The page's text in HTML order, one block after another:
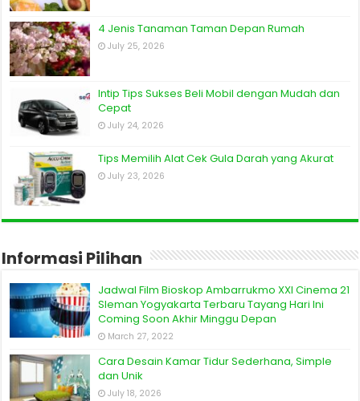
4 Jenis Tanaman Taman Depan Rumah
July 25, 2026
Intip Tips Sukses Beli Mobil dengan Mudah dan
Cepat
July 24, 2026
Tips Memilih Alat Cek Gula Darah yang Akurat
July 23, 2026
Informasi Pilihan
Jadwal Film Bioskop Ambarrukmo XXI Cinema 21
Sleman Yogyakarta Terbaru Tayang Hari Ini
Coming Soon Akhir Minggu Depan
March 27, 2022
Cara Desain Kamar Tidur Sederhana, Simple
dan Unik
July 18, 2026